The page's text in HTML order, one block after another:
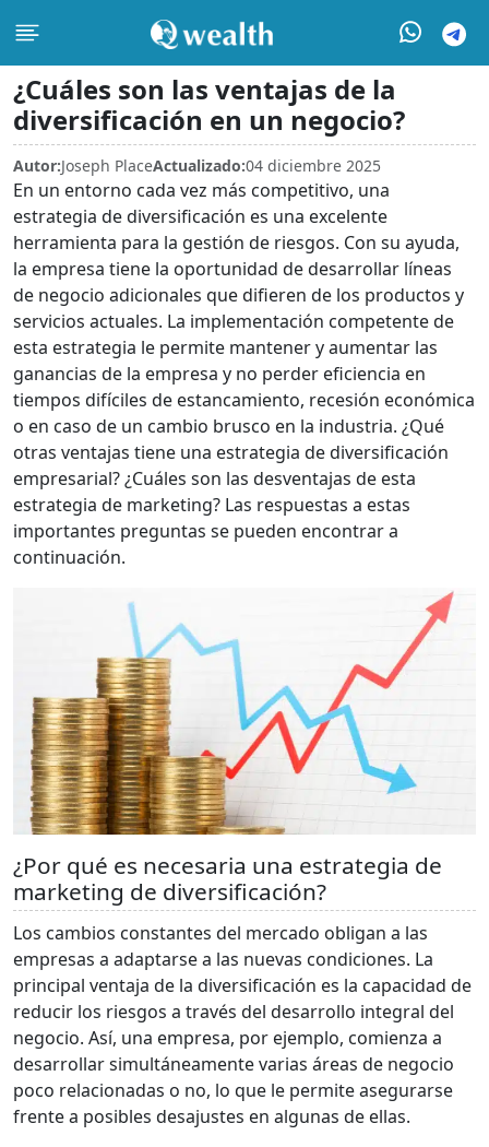
¿Cuáles son las ventajas de la
diversificación en un negocio?
Autor:Joseph PlaceActualizado:04 diciembre 2025
En un entorno cada vez más competitivo, una
estrategia de diversificación es una excelente
herramienta para la gestión de riesgos. Con su ayuda,
la empresa tiene la oportunidad de desarrollar líneas
de negocio adicionales que difieren de los productos y
servicios actuales. La implementación competente de
esta estrategia le permite mantener y aumentar las
ganancias de la empresa y no perder eficiencia en
tiempos difíciles de estancamiento, recesión económica
o en caso de un cambio brusco en la industria. ¿Qué
otras ventajas tiene una estrategia de diversificación
empresarial? ¿Cuáles son las desventajas de esta
estrategia de marketing? Las respuestas a estas
importantes preguntas se pueden encontrar a
continuación.
¿Por qué es necesaria una estrategia de
marketing de diversificación?
Los cambios constantes del mercado obligan a las
empresas a adaptarse a las nuevas condiciones. La
principal ventaja de la diversificación es la capacidad de
reducir los riesgos a través del desarrollo integral del
negocio. Así, una empresa, por ejemplo, comienza a
desarrollar simultáneamente varias áreas de negocio
poco relacionadas o no, lo que le permite asegurarse
frente a posibles desajustes en algunas de ellas.